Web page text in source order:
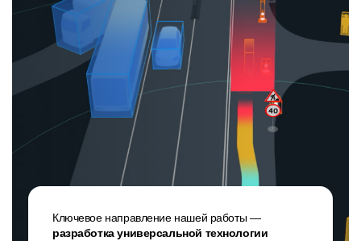
Ключевое направление нашей работы —
разработка универсальной технологии